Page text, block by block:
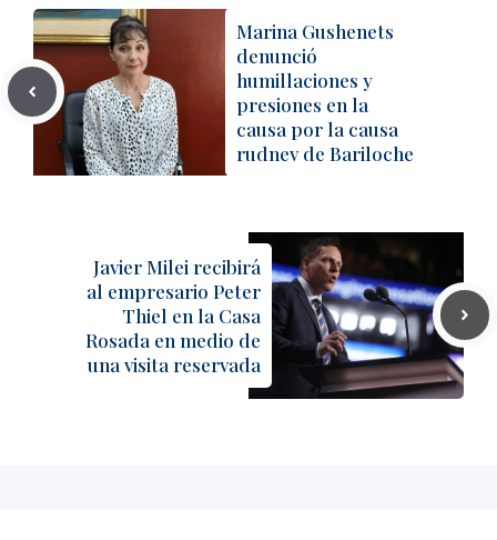
Marina Gushenets
denunció
humillaciones y
presiones en la
causa por la causa
rudnev de Bariloche
Javier Milei recibirá
al empresario Peter
Thiel en la Casa
Rosada en medio de
una visita reservada